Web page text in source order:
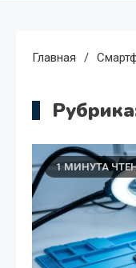
Главная
1 МИНУТА